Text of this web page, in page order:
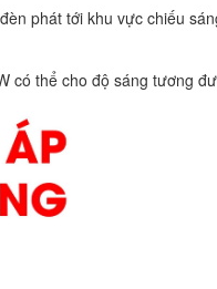
phát tới khu vực chiếu
có thể cho độ sáng tương